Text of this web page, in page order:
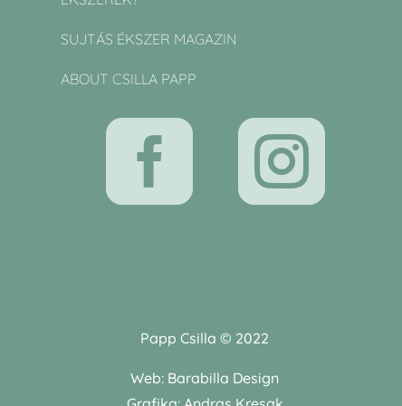
SUJTÁS ÉKSZER MAGAZIN
ABOUT CSILLA PAPP
 
Papp Csilla © 2022
Web: Barabilla Design